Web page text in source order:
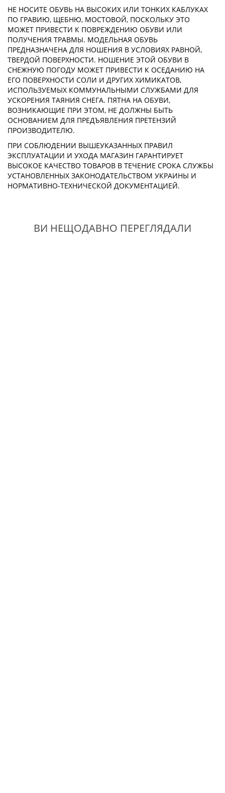
НЕ НОСИТЕ ОБУВЬ НА ВЫСОКИХ ИЛИ ТОНКИХ КАБЛУКАХ
ПО ГРАВИЮ, ЩЕБНЮ, МОСТОВОЙ, ПОСКОЛЬКУ ЭТО
МОЖЕТ ПРИВЕСТИ К ПОВРЕЖДЕНИЮ ОБУВИ ИЛИ
ПОЛУЧЕНИЯ ТРАВМЫ. МОДЕЛЬНАЯ ОБУВЬ
ПРЕДНАЗНАЧЕНА ДЛЯ НОШЕНИЯ В УСЛОВИЯХ РАВНОЙ,
ТВЕРДОЙ ПОВЕРХНОСТИ. НОШЕНИЕ ЭТОЙ ОБУВИ В
СНЕЖНУЮ ПОГОДУ МОЖЕТ ПРИВЕСТИ К ОСЕДАНИЮ НА
ЕГО ПОВЕРХНОСТИ СОЛИ И ДРУГИХ ХИМИКАТОВ,
ИСПОЛЬЗУЕМЫХ КОММУНАЛЬНЫМИ СЛУЖБАМИ ДЛЯ
УСКОРЕНИЯ ТАЯНИЯ СНЕГА. ПЯТНА НА ОБУВИ,
ВОЗНИКАЮЩИЕ ПРИ ЭТОМ, НЕ ДОЛЖНЫ БЫТЬ
ОСНОВАНИЕМ ДЛЯ ПРЕДЪЯВЛЕНИЯ ПРЕТЕНЗИЙ
ПРОИЗВОДИТЕЛЮ.
ПРИ СОБЛЮДЕНИИ ВЫШЕУКАЗАННЫХ ПРАВИЛ
ЭКСПЛУАТАЦИИ И УХОДА МАГАЗИН ГАРАНТИРУЕТ
ВЫСОКОЕ КАЧЕСТВО ТОВАРОВ В ТЕЧЕНИЕ СРОКА СЛУЖБЫ
УСТАНОВЛЕННЫХ ЗАКОНОДАТЕЛЬСТВОМ УКРАИНЫ И
НОРМАТИВНО-ТЕХНИЧЕСКОЙ ДОКУМЕНТАЦИЕЙ.
ВИ НЕЩОДАВНО ПЕРЕГЛЯДАЛИ